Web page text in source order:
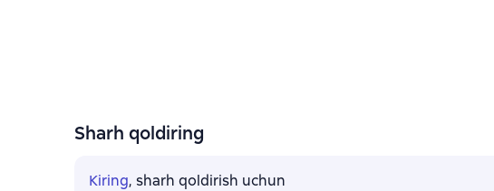
Sharh qoldiring
Kiring, sharh qoldirish uchun